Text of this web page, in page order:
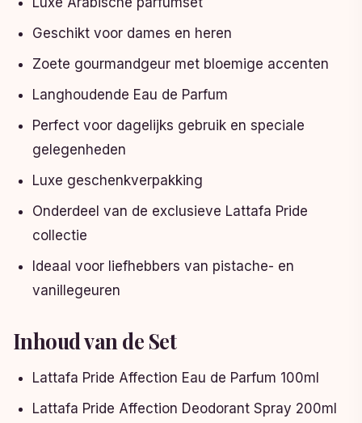
Geschikt voor dames en heren
Zoete gourmandgeur met bloemige accenten
Langhoudende Eau de Parfum
Perfect voor dagelijks gebruik en speciale
gelegenheden
Luxe geschenkverpakking
Onderdeel van de exclusieve Lattafa Pride
collectie
Ideaal voor liefhebbers van pistache- en
vanillegeuren
Inhoud van de Set
Lattafa Pride Affection Eau de Parfum 100ml
Lattafa Pride Affection Deodorant Spray 200ml